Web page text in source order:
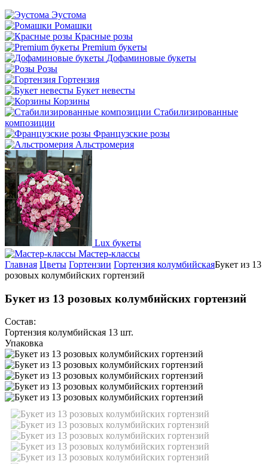
Эустома
Ромашки
Красные розы
Premium букеты
Дофаминовые букеты
Розы
Гортензия
Букет невесты
Корзины
Стабилизированные
композиции
Французские розы
Альстромерия
Lux букеты
Мастер-классы
Главная Цветы Гортензии Гортензия колумбийскаяБукет из 13
розовых колумбийских гортензий
Букет из 13 розовых колумбийских гортензий
Состав:
Гортензия колумбийская 13 шт.
Упаковка